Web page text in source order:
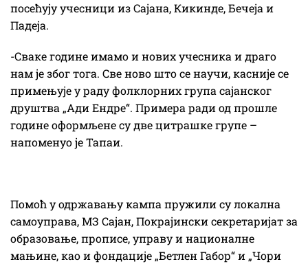
посећују учесници из Сајана, Кикинде, Бечеја и
Падеја.
-Сваке године имамо и нових учесника и драго
нам је због тога. Све ново што се научи, касније се
примењује у раду фолклорних група сајанског
друштва „Ади Ендре“. Примера ради од прошле
године оформљене су две цитрашке групе –
напоменуо је Тапаи.
Помоћ у одржавању кампа пружили су локална
самоуправа, МЗ Сајан, Покрајински секретаријат за
образовање, прописе, управу и националне
мањине, као и фондације „Бетлен Габор“ и „Чори